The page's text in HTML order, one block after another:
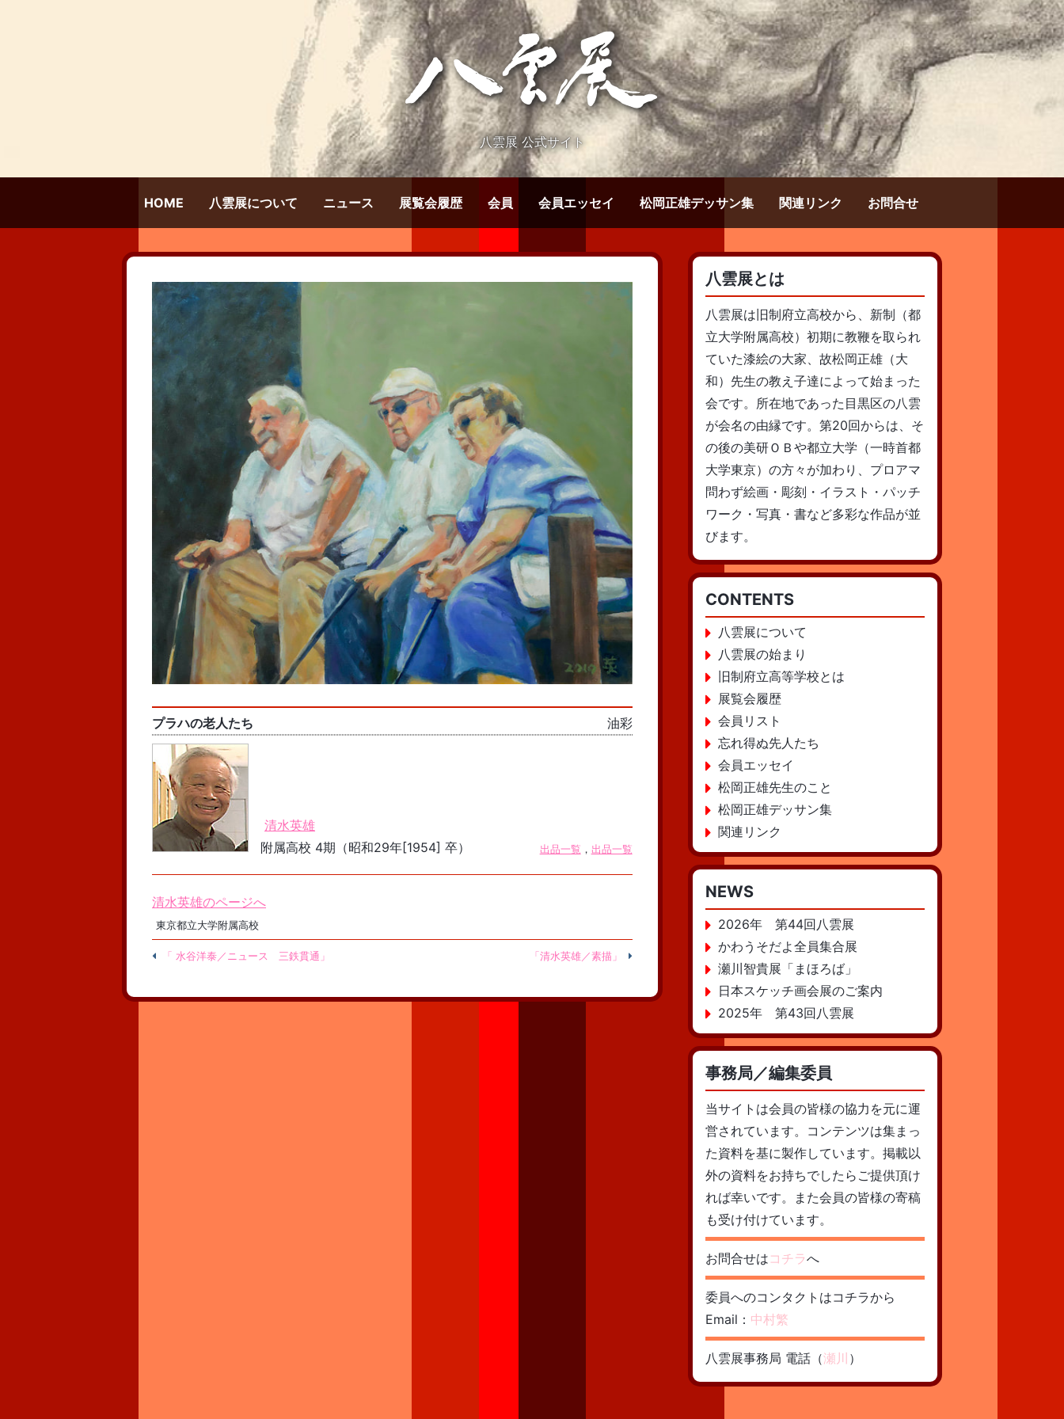
八雲展 公式サイト
HOME 八雲展について ニュース 展覧会履歴 会員 会員エッセイ 松岡正雄デッサン集 関連リンク お問合せ
プラハの老人たち 油彩
清水英雄
附属高校 4期（昭和29年[1954] 卒）
出品一覧 ， 出品一覧
清水英雄のページへ
東京都立大学附属高校
「 水谷洋泰／ニュース 三鉄貫通」 「清水英雄／素描」
八雲展とは
八雲展は旧制府立高校から、新制（都
立大学附属高校）初期に教鞭を取られ
ていた漆絵の大家、故松岡正雄（大
和）先生の教え子達によって始まった
会です。所在地であった目黒区の八雲
が会名の由縁です。第20回からは、そ
の後の美研ＯＢや都立大学（一時首都
大学東京）の方々が加わり、プロアマ
問わず絵画・彫刻・イラスト・パッチ
ワーク・写真・書など多彩な作品が並
びます。
CONTENTS
八雲展について
八雲展の始まり
旧制府立高等学校とは
展覧会履歴
会員リスト
忘れ得ぬ先人たち
会員エッセイ
松岡正雄先生のこと
松岡正雄デッサン集
関連リンク
NEWS
2026年 第44回八雲展
かわうそだよ全員集合展
瀬川智貴展「まほろば」
日本スケッチ画会展のご案内
2025年 第43回八雲展
事務局／編集委員
当サイトは会員の皆様の協力を元に運
営されています。コンテンツは集まっ
た資料を基に製作しています。掲載以
外の資料をお持ちでしたらご提供頂け
れば幸いです。また会員の皆様の寄稿
も受け付けています。
お問合せはコチラへ
委員へのコンタクトはコチラから
Email： 中村繁
八雲展事務局 電話（瀬川 ）